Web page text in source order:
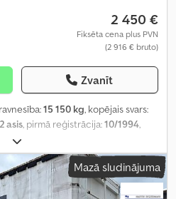
2 450 €
Fiksēta cena plus PVN
(2 916 € bruto)
Zvanīt
15 150 kg, kopējais svars:
2 asis, pirmā reģistrācija:10/1994,
Mazā sludinājuma